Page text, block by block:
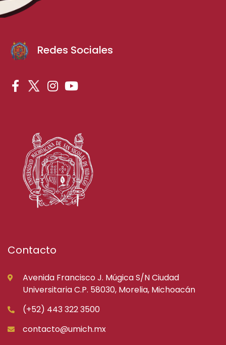
Redes Sociales
Contacto
Avenida Francisco J. Múgica S/N Ciudad
Universitaria C.P. 58030, Morelia, Michoacán
(+52) 443 322 3500
contacto@umich.mx